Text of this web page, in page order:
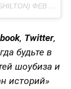
ФЕВ 19 2017 В 5:04 PST
, Twitter,
будьте в
шоубиза и
историй»